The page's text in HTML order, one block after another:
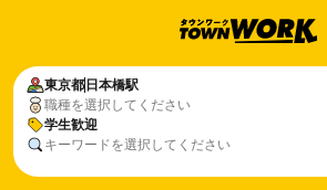
東京都 日本橋駅
職種を選択してください
学生歓迎
キーワードを選択してください